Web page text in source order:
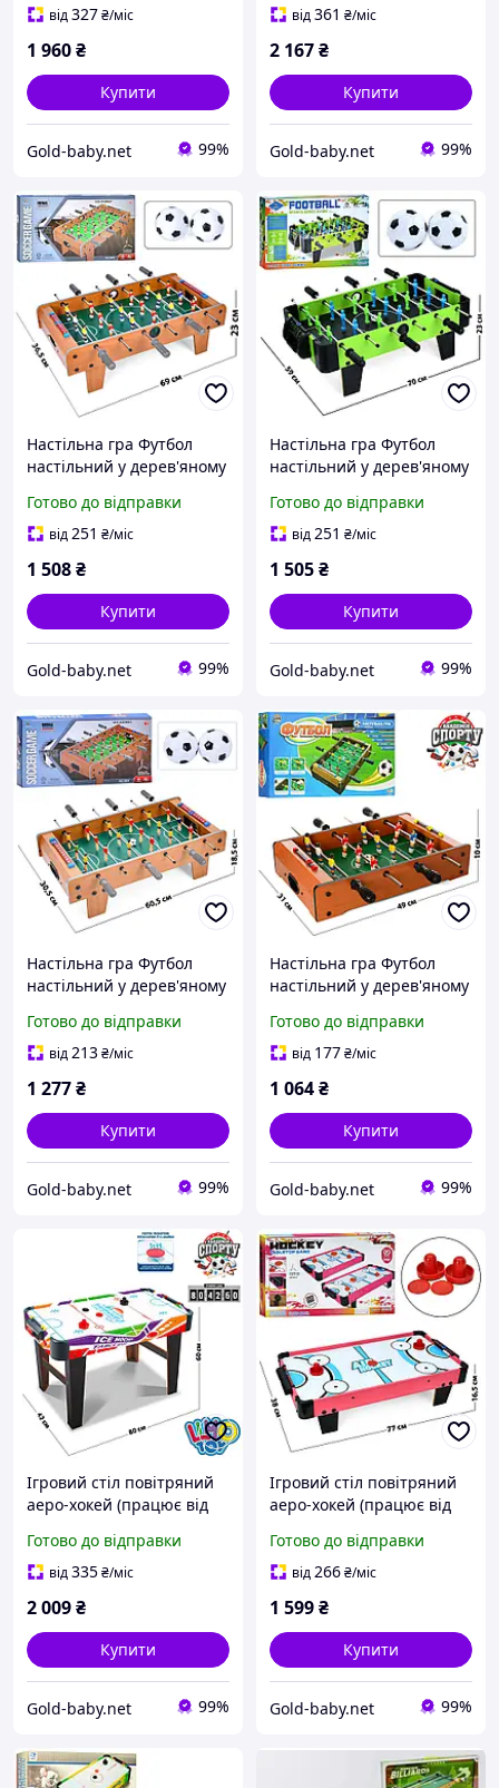
ведення рахунку
від327₴/міс
1 960₴
Купити
Gold-baby.net 99%
від361 ₴/міс
2 167₴
Купити
Gold-baby.net 99%
Настільна гра Футбол
настільний у дерев'яному
Готово до відправки
від251 ₴/міс
1 508₴
Купити
Gold-baby.net 99%
Настільна гра Футбол
настільний у дерев'яному
1)
Готово до відправки
від251 ₴/міс
1 505₴
Купити
Gold-baby.net 99%
Настільна гра Футбол
настільний у дерев'яному
Готово до відправки
від213₴/міс
1 277₴
Купити
Gold-baby.net 99%
Настільна гра Футбол
настільний у дерев'яному
TOY (HG 235AN)
Готово до відправки
від 177₴/міс
1 064₴
Купити
Gold-baby.net 99%
Ігровий стіл повітряний
аеро-хокей (працює від
3005+2)
Готово до відправки
від335₴/міс
2 009₴
Купити
Gold-baby.net 99%
Ігровий стіл повітряний
аеро-хокей (працює від
Готово до відправки
від266₴/міс
1 599₴
Купити
Gold-baby.net 99%